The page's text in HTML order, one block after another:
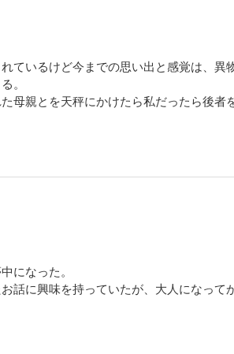
ているけど今までの思い出と感覚は、異
。
母親とを天秤にかけたら私だったら後
になった。
話に興味を持っていたが、大人になっ